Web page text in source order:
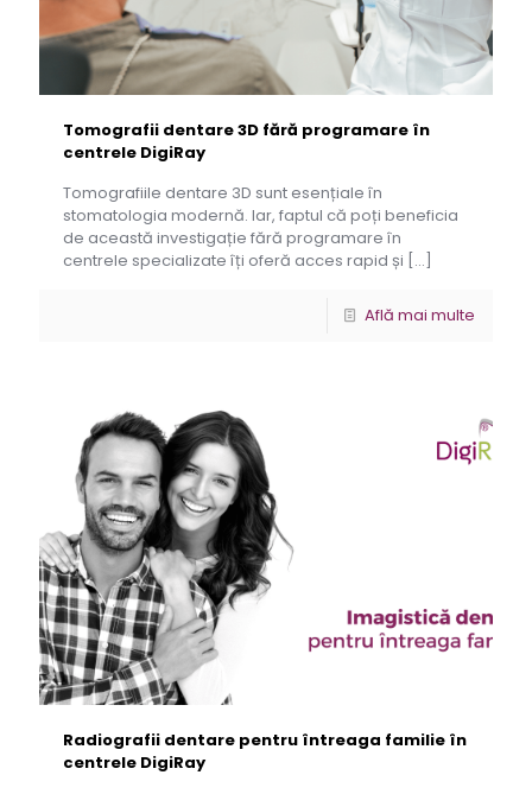
Tomografii dentare 3D fără programare în
centrele DigiRay
Tomografiile dentare 3D sunt esențiale în
stomatologia modernă. Iar, faptul că poți beneficia
de această investigație fără programare în
centrele specializate îți oferă acces rapid și […]
Află mai multe
Radiografii dentare pentru întreaga familie în
centrele DigiRay